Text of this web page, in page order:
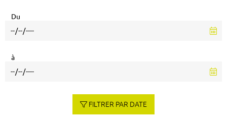
Du
à
FILTRER PAR DATE